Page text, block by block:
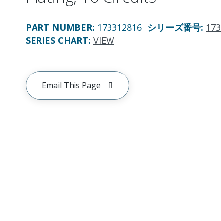
PART NUMBER: 173312816 シリーズ番号:
SERIES CHART: VIEW
Email This Page